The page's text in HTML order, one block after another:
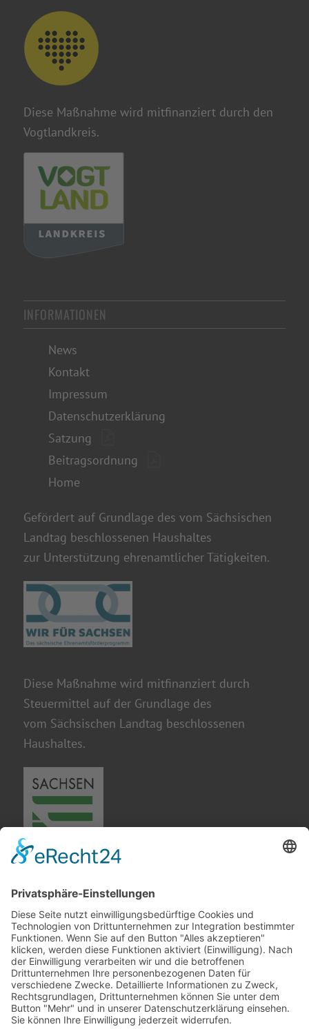
Diese Maßnahme wird mitfinanziert durch den
Vogtlandkreis.
INFORMATIONEN
News
Kontakt
Impressum
Datenschutzerklärung
Satzung
Beitragsordnung
Home
Gefördert auf Grundlage des vom Sächsischen
Landtag beschlossenen Haushaltes
zur Unterstützung ehrenamtlicher Tätigkeiten.
Diese Maßnahme wird mitfinanziert durch
Steuermittel auf der Grundlage des
vom Sächsischen Landtag beschlossenen
Haushaltes.
Gefördert durch den Freistaat Sachsen im
Rahmen der Fachkräfterichtlinie (FKRL)
durch die Fachkräfte Allianz im Vogtland.